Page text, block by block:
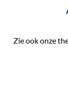
Zie ook onze